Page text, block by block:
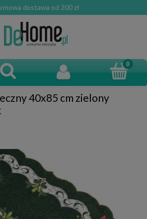
dostawa od 200 zł
40x85 cm zielony